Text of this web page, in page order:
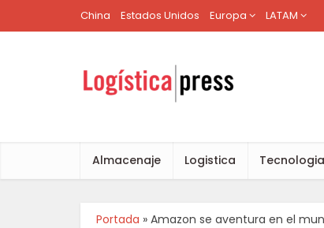
China Estados Unidos Europa LATAM
Almacenaje Logistica Tecnologia
Portada » Amazon se aventura en el